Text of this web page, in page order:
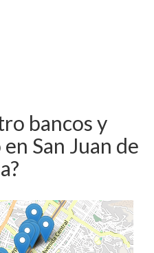
bancos y
San Juan de